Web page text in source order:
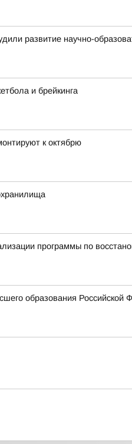
развитие научно-
и брейкинга
к октябрю
программы по
образования